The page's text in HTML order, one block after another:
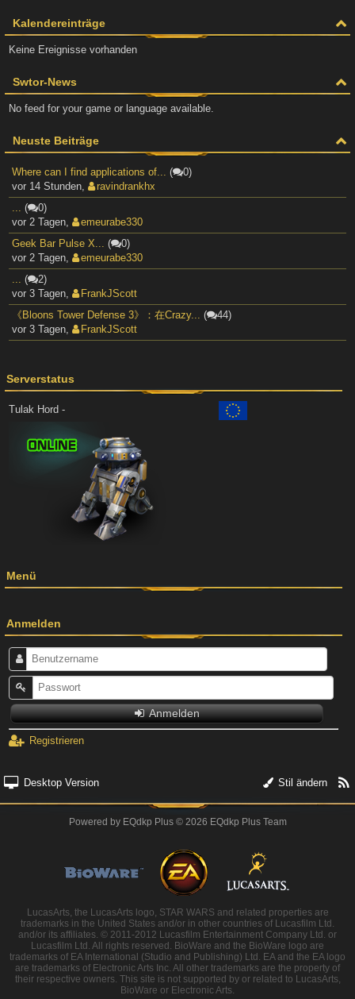
Kalendereinträge
Keine Ereignisse vorhanden
Swtor-News
No feed for your game or language available.
Neuste Beiträge
Where can I find applications of... (
0)
vor 14 Stunden,
ravindrankhx
... (
0)
vor 2 Tagen,
emeurabe330
Geek Bar Pulse X... (
0)
vor 2 Tagen,
emeurabe330
... (
2)
vor 3 Tagen,
FrankJScott
《Bloons Tower Defense 3》：在Crazy... (
44)
vor 3 Tagen, FrankJScott
Serverstatus
Tulak Hord -
Menü
Anmelden
Anmelden
Registrieren
Desktop Version Stil ändern
Powered by EQdkp Plus© 2026 EQdkp Plus Team
LucasArts, the LucasArts logo, STAR WARS and related properties are
trademarks in the United States and/or in other countries of Lucasfilm Ltd.
and/or its affiliates. © 2011-2012 Lucasfilm Entertainment Company Ltd. or
Lucasfilm Ltd. All rights reserved. BioWare and the BioWare logo are
trademarks of EA International (Studio and Publishing) Ltd. EA and the EA logo
are trademarks of Electronic Arts Inc. All other trademarks are the property of
their respective owners. This site is not supported by or related to LucasArts,
BioWare or Electronic Arts.